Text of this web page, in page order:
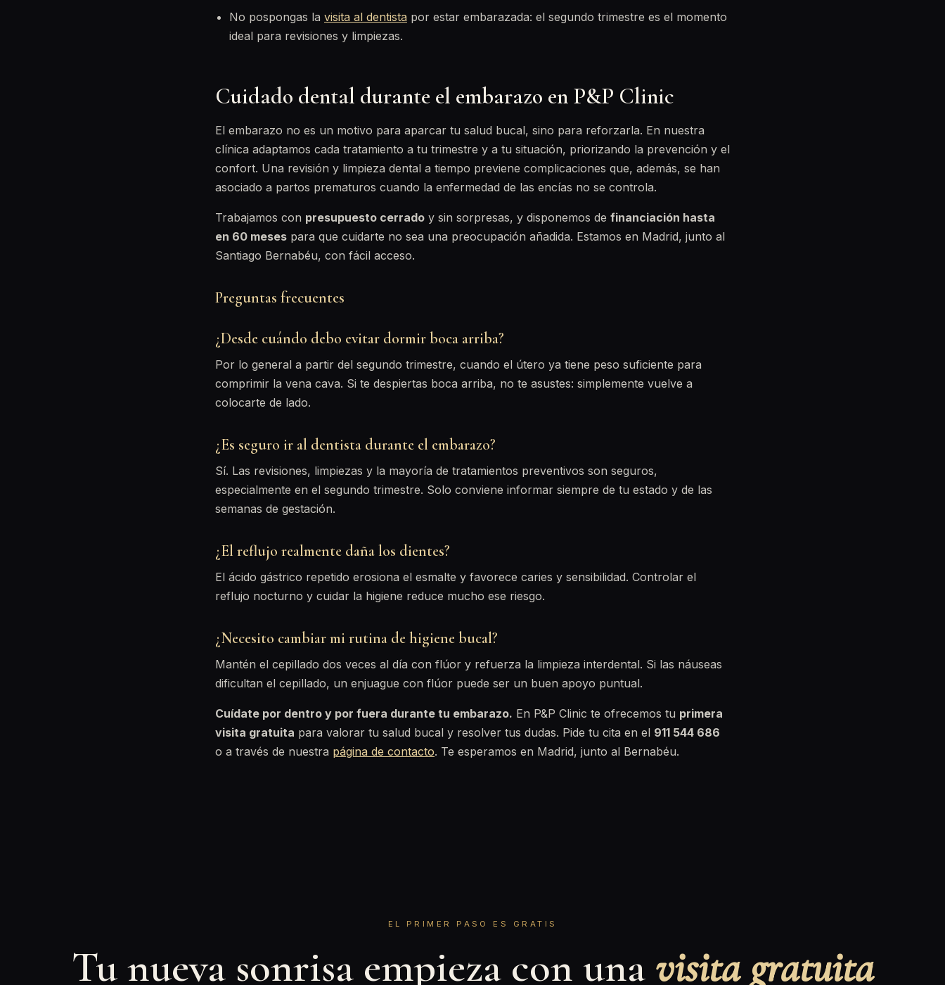
No pospongas la visita al dentista por estar embarazada: el segundo trimestre es el momento
ideal para revisiones y limpiezas.
Cuidado dental durante el embarazo en P&P Clinic
El embarazo no es un motivo para aparcar tu salud bucal, sino para reforzarla. En nuestra
clínica adaptamos cada tratamiento a tu trimestre y a tu situación, priorizando la prevención y el
confort. Una revisión y limpieza dental a tiempo previene complicaciones que, además, se han
asociado a partos prematuros cuando la enfermedad de las encías no se controla.
Trabajamos con presupuesto cerrado y sin sorpresas, y disponemos de financiación hasta
en 60 meses para que cuidarte no sea una preocupación añadida. Estamos en Madrid, junto al
Santiago Bernabéu, con fácil acceso.
Preguntas frecuentes
¿Desde cuándo debo evitar dormir boca arriba?
Por lo general a partir del segundo trimestre, cuando el útero ya tiene peso suficiente para
comprimir la vena cava. Si te despiertas boca arriba, no te asustes: simplemente vuelve a
colocarte de lado.
¿Es seguro ir al dentista durante el embarazo?
Sí. Las revisiones, limpiezas y la mayoría de tratamientos preventivos son seguros,
especialmente en el segundo trimestre. Solo conviene informar siempre de tu estado y de las
semanas de gestación.
¿El reflujo realmente daña los dientes?
El ácido gástrico repetido erosiona el esmalte y favorece caries y sensibilidad. Controlar el
reflujo nocturno y cuidar la higiene reduce mucho ese riesgo.
¿Necesito cambiar mi rutina de higiene bucal?
Mantén el cepillado dos veces al día con flúor y refuerza la limpieza interdental. Si las náuseas
dificultan el cepillado, un enjuague con flúor puede ser un buen apoyo puntual.
Cuídate por dentro y por fuera durante tu embarazo. En P&P Clinic te ofrecemos tu primera
visita gratuita para valorar tu salud bucal y resolver tus dudas. Pide tu cita en el 911 544 686
o a través de nuestra página de contacto. Te esperamos en Madrid, junto al Bernabéu.
EL PRIMER PASO ES GRATIS
Tu nueva sonrisa empieza con una visita gratuita